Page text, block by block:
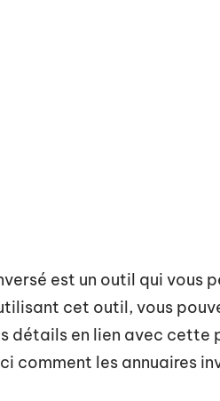
est un outil qui vous
cet outil, vous
détails en lien avec cette
comment les annuaires